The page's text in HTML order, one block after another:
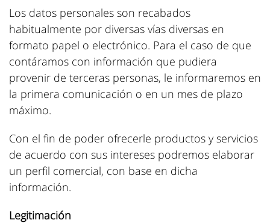
Los datos personales son recabados
habitualmente por diversas vías diversas en
formato papel o electrónico. Para el caso de que
contáramos con información que pudiera
provenir de terceras personas, le informaremos en
la primera comunicación o en un mes de plazo
máximo.
Con el fin de poder ofrecerle productos y servicios
de acuerdo con sus intereses podremos elaborar
un perfil comercial, con base en dicha
información.
Legitimación